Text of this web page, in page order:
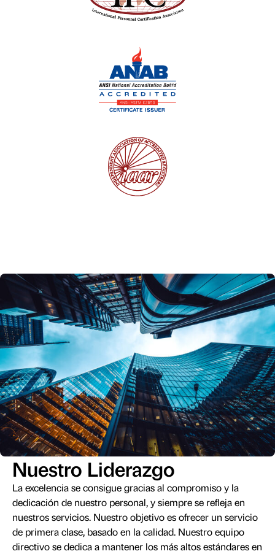
Nuestro Liderazgo
La excelencia se consigue gracias al compromiso y la
dedicación de nuestro personal, y siempre se refleja en
nuestros servicios. Nuestro objetivo es ofrecer un servicio
de primera clase, basado en la calidad. Nuestro equipo
directivo se dedica a mantener los más altos estándares en